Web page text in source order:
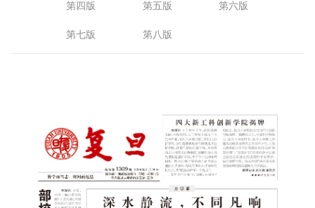
第四版 第五版 第六版
第七版 第八版